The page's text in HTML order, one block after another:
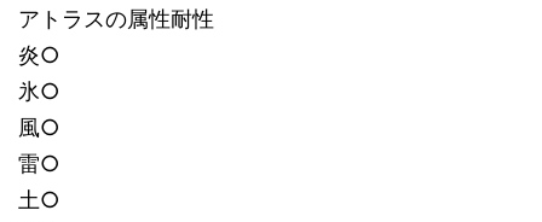
アトラスの属性耐性
炎○
氷○
風○
雷○
土○